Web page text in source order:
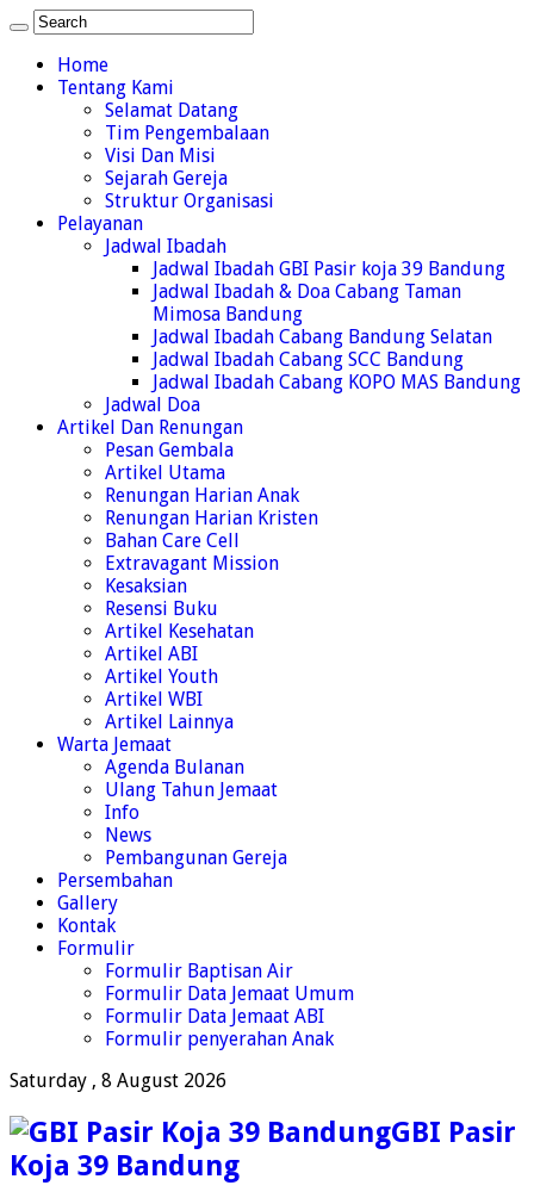
Home
Tentang Kami
Selamat Datang
Tim Pengembalaan
Visi Dan Misi
Sejarah Gereja
Struktur Organisasi
Pelayanan
Jadwal Ibadah
Jadwal Ibadah GBI Pasir koja 39 Bandung
Jadwal Ibadah & Doa Cabang Taman
Mimosa Bandung
Jadwal Ibadah Cabang Bandung Selatan
Jadwal Ibadah Cabang SCC Bandung
Jadwal Ibadah Cabang KOPO MAS Bandung
Jadwal Doa
Artikel Dan Renungan
Pesan Gembala
Artikel Utama
Renungan Harian Anak
Renungan Harian Kristen
Bahan Care Cell
Extravagant Mission
Kesaksian
Resensi Buku
Artikel Kesehatan
Artikel ABI
Artikel Youth
Artikel WBI
Artikel Lainnya
Warta Jemaat
Agenda Bulanan
Ulang Tahun Jemaat
Info
News
Pembangunan Gereja
Persembahan
Gallery
Kontak
Formulir
Formulir Baptisan Air
Formulir Data Jemaat Umum
Formulir Data Jemaat ABI
Formulir penyerahan Anak
Saturday , 8 August 2026
GBI Pasir
Koja 39 Bandung